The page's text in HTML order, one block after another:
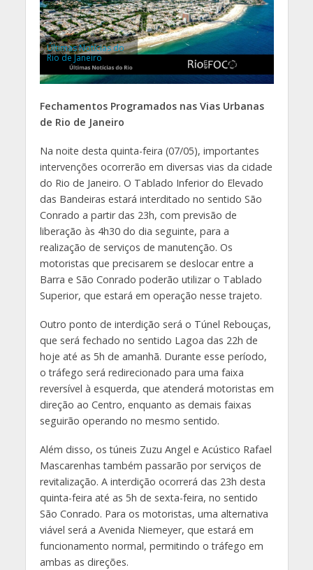
Últimas Notícias do
Rio de Janeiro
Fechamentos Programados nas Vias Urbanas
de Rio de Janeiro
Na noite desta quinta-feira (07/05), importantes
intervenções ocorrerão em diversas vias da cidade
do Rio de Janeiro. O Tablado Inferior do Elevado
das Bandeiras estará interditado no sentido São
Conrado a partir das 23h, com previsão de
liberação às 4h30 do dia seguinte, para a
realização de serviços de manutenção. Os
motoristas que precisarem se deslocar entre a
Barra e São Conrado poderão utilizar o Tablado
Superior, que estará em operação nesse trajeto.
Outro ponto de interdição será o Túnel Rebouças,
que será fechado no sentido Lagoa das 22h de
hoje até as 5h de amanhã. Durante esse período,
o tráfego será redirecionado para uma faixa
reversível à esquerda, que atenderá motoristas em
direção ao Centro, enquanto as demais faixas
seguirão operando no mesmo sentido.
Além disso, os túneis Zuzu Angel e Acústico Rafael
Mascarenhas também passarão por serviços de
revitalização. A interdição ocorrerá das 23h desta
quinta-feira até as 5h de sexta-feira, no sentido
São Conrado. Para os motoristas, uma alternativa
viável será a Avenida Niemeyer, que estará em
funcionamento normal, permitindo o tráfego em
ambas as direções.